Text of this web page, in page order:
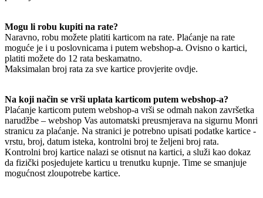
Mogu li robu kupiti na rate?
Naravno, robu možete platiti karticom na rate. Plaćanje na rate
moguće je i u poslovnicama i putem webshop-a. Ovisno o kartici,
platiti možete do 12 rata beskamatno.
Maksimalan broj rata za sve kartice provjerite ovdje.
Na koji način se vrši uplata karticom putem webshop-a?
Plaćanje karticom putem webshop-a vrši se odmah nakon završetka
narudžbe – webshop Vas automatski preusmjerava na sigurnu Monri
stranicu za plaćanje. Na stranici je potrebno upisati podatke kartice -
vrstu, broj, datum isteka, kontrolni broj te željeni broj rata.
Kontrolni broj kartice nalazi se otisnut na kartici, a služi kao dokaz
da fizički posjedujete karticu u trenutku kupnje. Time se smanjuje
mogućnost zloupotrebe kartice.